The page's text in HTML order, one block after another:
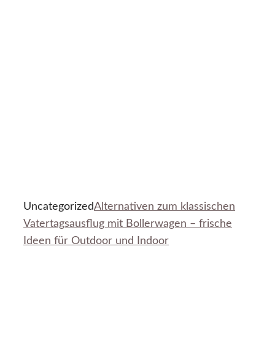
UncategorizedAlternativen zum klassischen
Vatertagsausflug mit Bollerwagen – frische
Ideen für Outdoor und Indoor